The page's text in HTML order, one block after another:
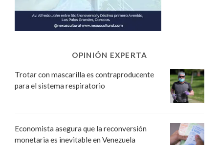
OPINIÓN EXPERTA
Trotar con mascarilla es contraproducente
para el sistema respiratorio
Economista asegura que la reconversión
monetaria es inevitable en Venezuela